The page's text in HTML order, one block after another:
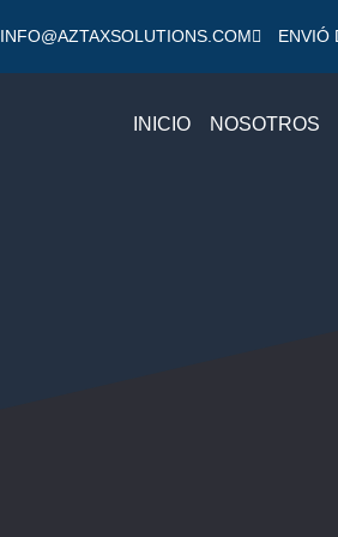
INFO@AZTAXSOLUTIONS.COM ENVIÓ
INICIO NOSOTROS